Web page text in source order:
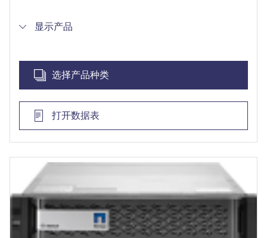
显示产品
选择产品种类
打开数据表